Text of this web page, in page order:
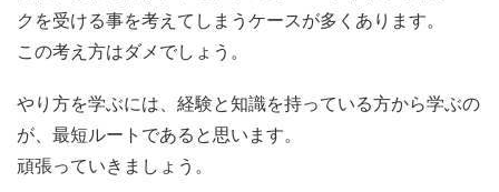
クを受ける事を考えてしまうケースが多くあります。
この考え方はダメでしょう。
やり方を学ぶには、経験と知識を持っている方から学ぶの
が、最短ルートであると思います。
頑張っていきましょう。